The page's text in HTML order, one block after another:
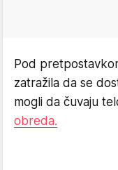
Pod
zatražila da se
mogli da čuvaju
obreda.